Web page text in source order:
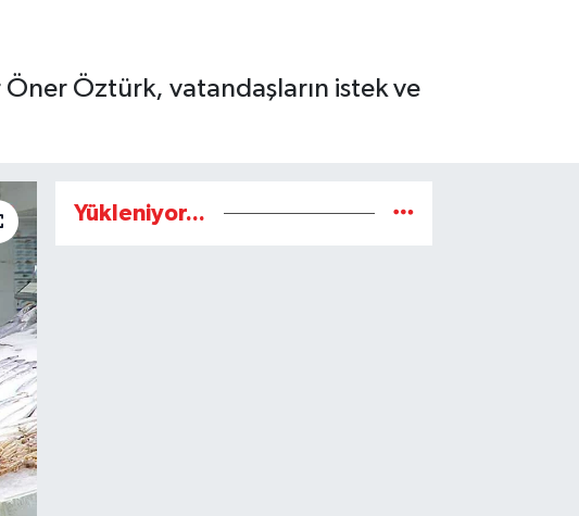
Öner Öztürk, vatandaşların istek ve
Yükleniyor...